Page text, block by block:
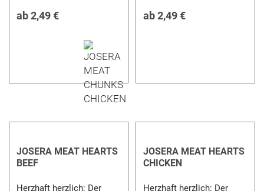
ab2,49 € ab2,49 €
JOSERA MEAT HEARTS
BEEF
Herzhaft herzlich: Der
JOSERA MEAT HEARTS
CHICKEN
Herzhaft herzlich: Der